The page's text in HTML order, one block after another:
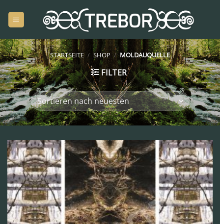
Inhalt
springen
STARTSEITE / SHOP / MOLDAUQUELLE
FILTER